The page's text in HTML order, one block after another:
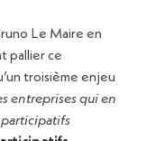
Le Maire en
pallier ce
troisième enjeu
entreprises qui en